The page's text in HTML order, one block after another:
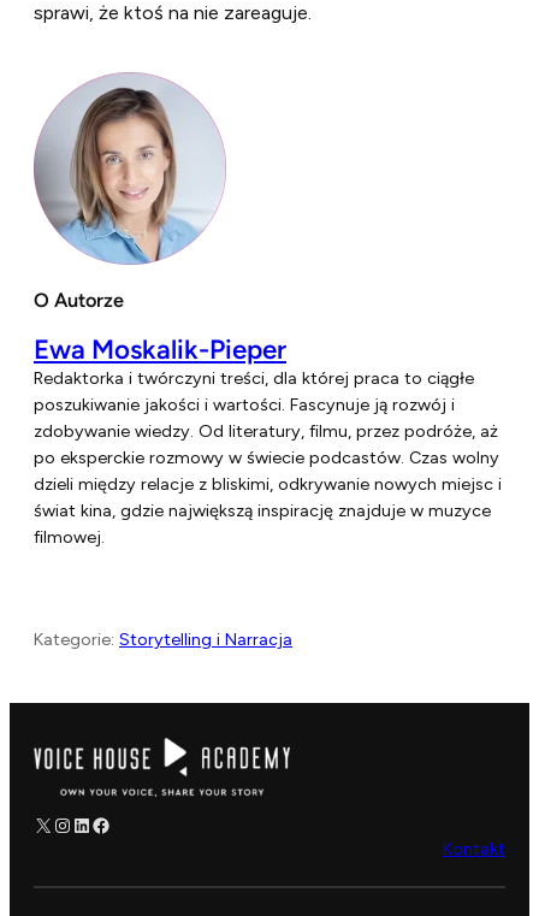
sprawi, że ktoś na nie zareaguje.
O Autorze
Ewa Moskalik-Pieper
Redaktorka i twórczyni treści, dla której praca to ciągłe
poszukiwanie jakości i wartości. Fascynuje ją rozwój i
zdobywanie wiedzy. Od literatury, filmu, przez podróże, aż
po eksperckie rozmowy w świecie podcastów. Czas wolny
dzieli między relacje z bliskimi, odkrywanie nowych miejsc i
świat kina, gdzie największą inspirację znajduje w muzyce
filmowej.
Kategorie: Storytelling i Narracja
X Instagram LinkedIn Facebook
Kontakt